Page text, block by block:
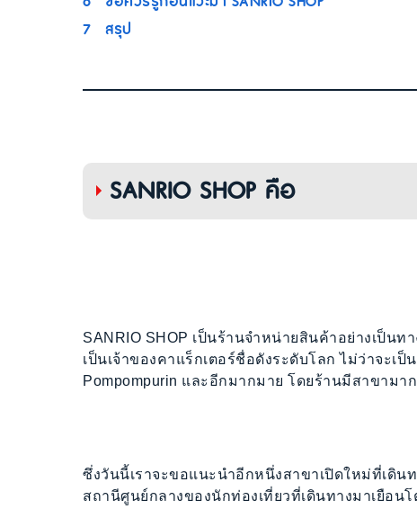
7 สรุป
SANRIO SHOP คือ
SANRIO SHOP เป็นร้านจำหน่ายสินค้าอย่างเป็น
เป็นเจ้าของคาแร็กเตอร์ชื่อดังระดับโลก ไม่ว่าจะเป็
Pompompurin และอีกมากมาย โดยร้านมีสาขาม
ซึ่งวันนี้เราจะขอแนะนำอีกหนึ่งสาขาเปิดใหม่ที่เดิน
สถานีศูนย์กลางของนักท่องเที่ยวที่เดินทางมาเยือน